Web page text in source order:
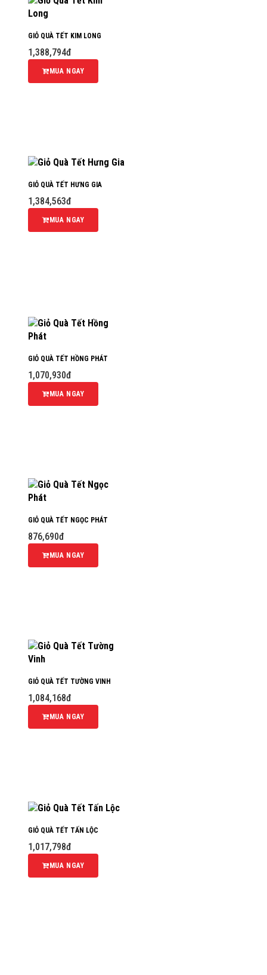
GIỎ QUÀ TẾT KIM LONG
1,388,794đ
MUA NGAY
GIỎ QUÀ TẾT HƯNG GIA
1,384,563đ
MUA NGAY
GIỎ QUÀ TẾT HỒNG PHÁT
1,070,930đ
MUA NGAY
GIỎ QUÀ TẾT NGỌC PHÁT
876,690đ
MUA NGAY
GIỎ QUÀ TẾT TƯỜNG VINH
1,084,168đ
MUA NGAY
GIỎ QUÀ TẾT TẤN LỘC
1,017,798đ
MUA NGAY